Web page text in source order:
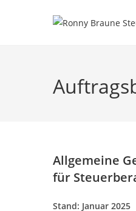
Allgemeine
für
Stand: Januar 2025